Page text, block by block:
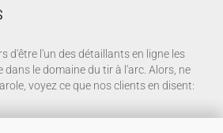
d'être l'un des détaillants en ligne les
dans le domaine du tir à l'arc. Alors, ne
voyez ce que nos clients en disent: